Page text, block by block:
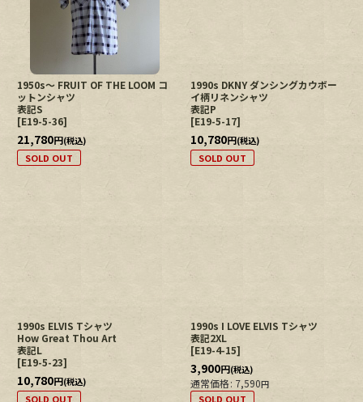
1950s〜 FRUIT OF THE LOOM コ
ットンシャツ
表記S
[E19-5-36]
21,780円(税込)
SOLD OUT
1990s DKNY ダンシングカウボー
イ柄リネンシャツ
表記P
[E19-5-17]
10,780円(税込)
SOLD OUT
1990s ELVIS Tシャツ
How Great Thou Art
表記L
[E19-5-23]
10,780円(税込)
SOLD OUT
1990s I LOVE ELVIS Tシャツ
表記2XL
[E19-4-15]
3,900円(税込)
通常価格: 7,590円
SOLD OUT